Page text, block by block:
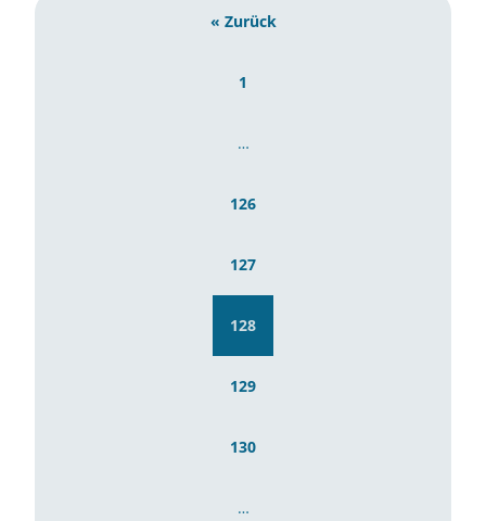
« Zurück
1
…
126
127
128
129
130
…